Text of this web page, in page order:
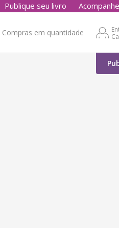
Publique seu livro
Compras em quantidade